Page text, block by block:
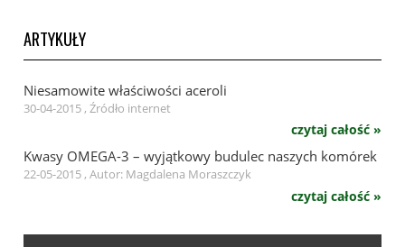
ARTYKUŁY
Niesamowite właściwości aceroli
30-04-2015 , Źródło internet
czytaj całość »
Kwasy OMEGA-3 – wyjątkowy budulec naszych komórek
22-05-2015 , Autor: Magdalena Moraszczyk
czytaj całość »